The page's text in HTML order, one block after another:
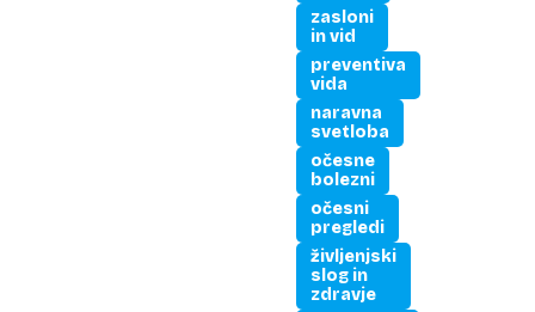
zasloni
in vid
preventiva
vida
naravna
svetloba
očesne
bolezni
očesni
pregledi
življenjski
slog in
zdravje